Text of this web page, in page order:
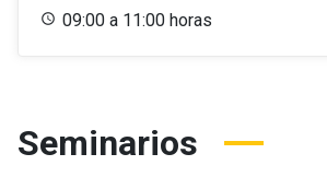
09:00 a 11:00 horas
Seminarios